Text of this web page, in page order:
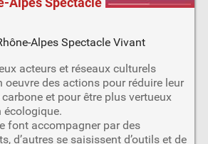
acteurs et réseaux culturels
oeuvre des actions pour réduire leur
et pour être plus vertueux
écologique.
font accompagner par des
d’autres se saisissent d’outils et de